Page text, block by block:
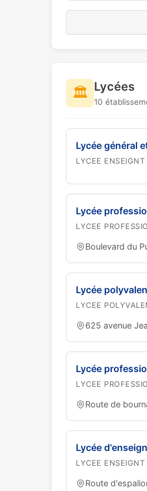
🏛️ Lycées
10
Lycée général
LYCEE
Lycée
LYCEE
Boulevard du
Lycée
LYCEE
625 avenue
Lycée
LYCEE
Route de
Lycée
LYCEE
Route